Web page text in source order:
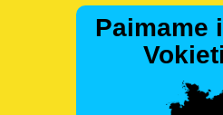
Paimame